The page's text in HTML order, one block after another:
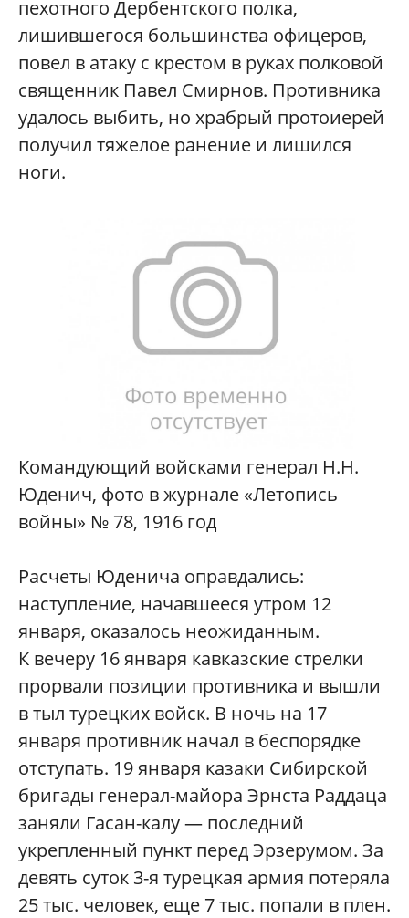
пехотного Дербентского полка,
лишившегося большинства офицеров,
повел в атаку с крестом в руках полковой
священник Павел Смирнов. Противника
удалось выбить, но храбрый протоиерей
получил тяжелое ранение и лишился
ноги.
Командующий войсками генерал Н.Н.
Юденич, фото в журнале «Летопись
войны» № 78, 1916 год
Расчеты Юденича оправдались:
наступление, начавшееся утром 12
января, оказалось неожиданным.
К вечеру 16 января кавказские стрелки
прорвали позиции противника и вышли
в тыл турецких войск. В ночь на 17
января противник начал в беспорядке
отступать. 19 января казаки Сибирской
бригады генерал-майора Эрнста Раддаца
заняли Гасан-калу — последний
укрепленный пункт перед Эрзерумом. За
девять суток 3-я турецкая армия потеряла
25 тыс. человек, еще 7 тыс. попали в плен.